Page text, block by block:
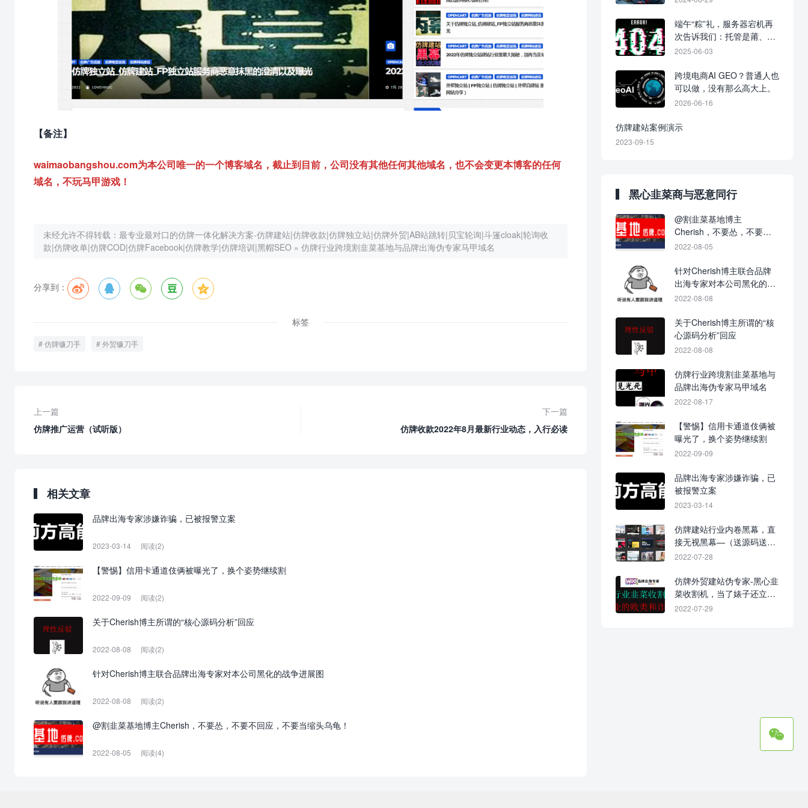
【备注】
waimaobangshou.com为本公司唯一的一个博客域名，截止到目前，公司没有其他任何其他域名，也不会变更本博客的任何
域名，不玩马甲游戏！
未经允许不得转载： 最专业最对口的仿牌一体化解决方案-仿牌建站|仿牌收款|仿牌独立站|仿牌外贸|AB站跳转|贝宝轮询|斗篷cloak|轮询收
款|仿牌收单|仿牌COD|仿牌Facebook|仿牌教学|仿牌培训|黑帽SEO » 仿牌行业跨境割韭菜基地与品牌出海伪专家马甲域名
分享到：     
标签
仿牌镰刀手 外贸镰刀手
上一篇
仿牌推广运营（试听版）
下一篇
仿牌收款2022年8月最新行业动态，入行必读
相关文章
品牌出海专家涉嫌诈骗，已被报警立案
2023-03-14 阅读(2)
【警惕】信用卡通道伎俩被曝光了，换个姿势继续割
2022-09-09 阅读(2)
关于Cherish博主所谓的“核心源码分析”回应
2022-08-08 阅读(2)
针对Cherish博主联合品牌出海专家对本公司黑化的战争进展图
2022-08-08 阅读(2)
@割韭菜基地博主Cherish，不要怂，不要不回应，不要当缩头乌龟！
2022-08-05 阅读(4)
端午“粽”礼，服务器宕机再
次告诉我们：托管是莆、广
系跨境电商独立站最优的方
2025-06-03
跨境电商AI GEO？普通人也
可以做，没有那么高大上。
2026-06-16
仿牌建站案例演示
2023-09-15
黑心韭菜商与恶意同行
@割韭菜基地博主
Cherish，不要怂，不要不
回应，不要当缩头乌龟！
2022-08-05
针对Cherish博主联合品牌
出海专家对本公司黑化的战
争进展图
2022-08-08
关于Cherish博主所谓的“核
心源码分析”回应
2022-08-08
仿牌行业跨境割韭菜基地与
品牌出海伪专家马甲域名
2022-08-17
【警惕】信用卡通道伎俩被
曝光了，换个姿势继续割
2022-09-09
品牌出海专家涉嫌诈骗，已
被报警立案
2023-03-14
仿牌建站行业内卷黑幕，直
接无视黑幕—（送源码送站
送数据！0元入行，建站不
2022-07-28
仿牌外贸建站伪专家-黑心韭
菜收割机，当了婊子还立牌
坊！
2022-07-29
